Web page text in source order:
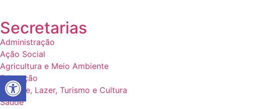
Secretarias
Administração
Ação Social
Agricultura e Meio Ambiente
Educação
Esporte, Lazer, Turismo e Cultura
Saúde
Abrir a barra de ferramentas